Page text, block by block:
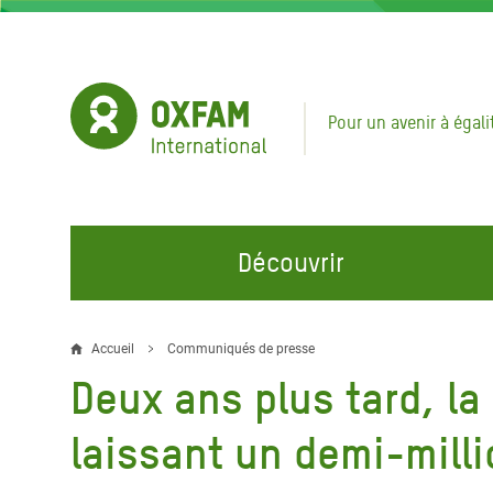
Aller
Pour un avenir à
Découvrir
NOS DOMAINES D'ACTION
Eau et Assainissement
Alimentation, Climat et
Ressources Naturelles
au
Crise
REJOINDRE NOS CAMPAGNES
Climate Justice
Hands Off Our Spaces
d'Ariane
Accueil Communiqués de presse
Deux ans plus tard,
laissant un demi-